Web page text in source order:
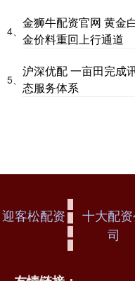
4、
金狮牛配资官网 黄金
金价料重回上行通道
5、
沪深优配 一亩田完成
态服务体系
迎客松配资
十大配
司